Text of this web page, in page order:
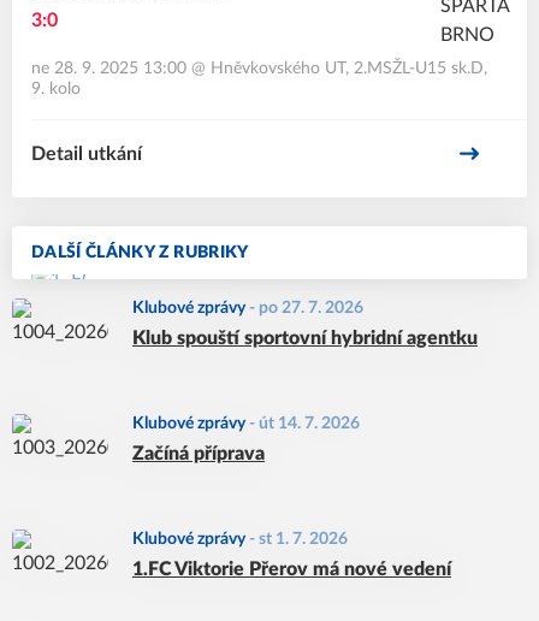
3:0
ne 28. 9. 2025 13:00 @ Hněvkovského UT , 2.MSŽL-U15 sk.D,
9. kolo
Detail utkání
DALŠÍ ČLÁNKY Z RUBRIKY
Klubové zprávy- po 27. 7. 2026
Klub spouští sportovní hybridní agentku
Klubové zprávy- út 14. 7. 2026
Začíná příprava
Klubové zprávy- st 1. 7. 2026
1.FC Viktorie Přerov má nové vedení